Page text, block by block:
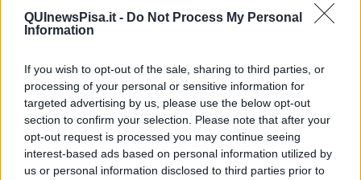
QUInewsPisa.it - Do Not Process My Personal
Information
If you wish to opt-out of the sale, sharing to third parties, or
processing of your personal or sensitive information for
targeted advertising by us, please use the below opt-out
section to confirm your selection. Please note that after your
opt-out request is processed you may continue seeing
interest-based ads based on personal information utilized by
us or personal information disclosed to third parties prior to
nuovi casi di Covid.
Sono 439 quelli registrati nelle ultime ventiquattro ore in Toscana:
81 sono stati confermati con tampone molecolare e gli altri 358 con
test rapido.